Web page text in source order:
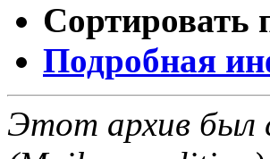
Сортировать
Подробная
Этот архив был